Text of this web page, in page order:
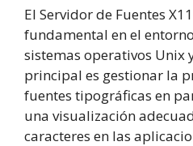
El Servidor de Fuentes
fundamental en el
sistemas operativos Unix
principal es gestionar la
fuentes tipográficas en
una visualización
caracteres en las